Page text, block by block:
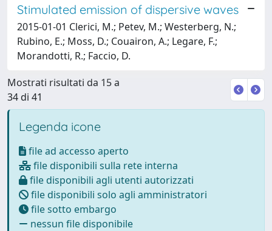
Stimulated emission of dispersive waves
2015-01-01 Clerici, M.; Petev, M.; Westerberg, N.;
Rubino, E.; Moss, D.; Couairon, A.; Legare, F.;
Morandotti, R.; Faccio, D.
Mostrati risultati da 15 a
34 di 41
Legenda icone
file ad accesso aperto
file disponibili sulla rete interna
file disponibili agli utenti autorizzati
file disponibili solo agli amministratori
file sotto embargo
nessun file disponibile